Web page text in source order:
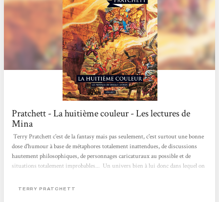
Pratchett - La huitième couleur - Les lectures de
Mina
Terry Pratchett c'est de la fantasy mais pas seulement, c'est surtout une bonne
dose d'humour à base de métaphores totalement inattendues, de discussions
hautement philosophiques, de personnages caricaturaux au possible et de
situations totalement improbables... Un univers bien à lui donc dans lequel on
assurés. Nous voici donc embarqué sur le Disque-monde, dans la tristement
TERRY PRATCHETT